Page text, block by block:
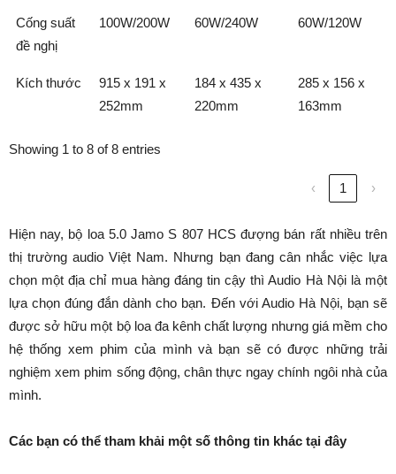
Cống suất
đề nghị
100W/200W 60W/240W 60W/120W
Kích thước
915 x 191 x
252mm
184 x 435 x
220mm
285 x 156 x
163mm
Showing 1 to 8 of 8 entries
‹ 1 ›
Hiện nay, bộ loa 5.0 Jamo S 807 HCS đượng bán rất nhiều trên
thị trường audio Việt Nam. Nhưng bạn đang cân nhắc việc lựa
chọn một địa chỉ mua hàng đáng tin cậy thì Audio Hà Nội là một
lựa chọn đúng đắn dành cho bạn. Đến với Audio Hà Nội, bạn sẽ
được sở hữu một bộ loa đa kênh chất lượng nhưng giá mềm cho
hệ thống xem phim của mình và bạn sẽ có được những trải
nghiệm xem phim sống động, chân thực ngay chính ngôi nhà của
mình.
Các bạn có thể tham khải một số thông tin khác tại đây